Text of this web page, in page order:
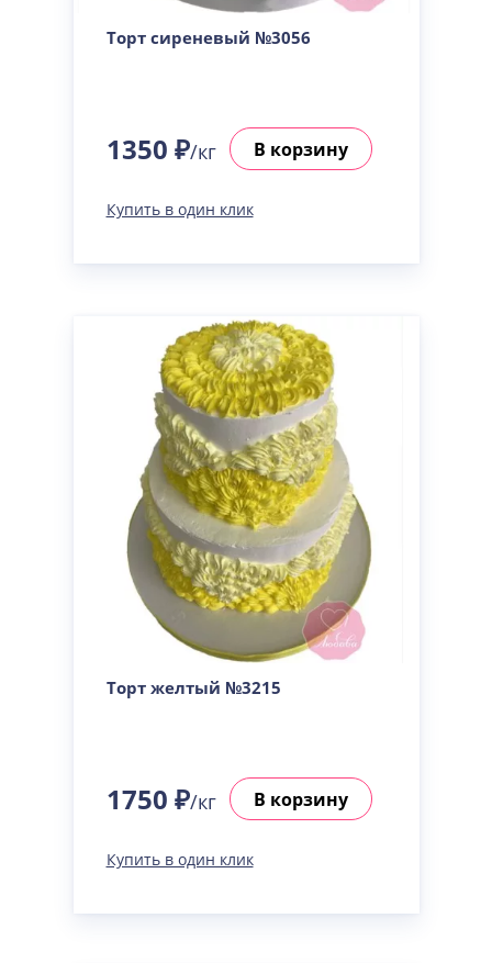
Торт сиреневый №3056
1350 ₽/кг В корзину
Купить в один клик
Торт желтый №3215
1750 ₽/кг В корзину
Купить в один клик